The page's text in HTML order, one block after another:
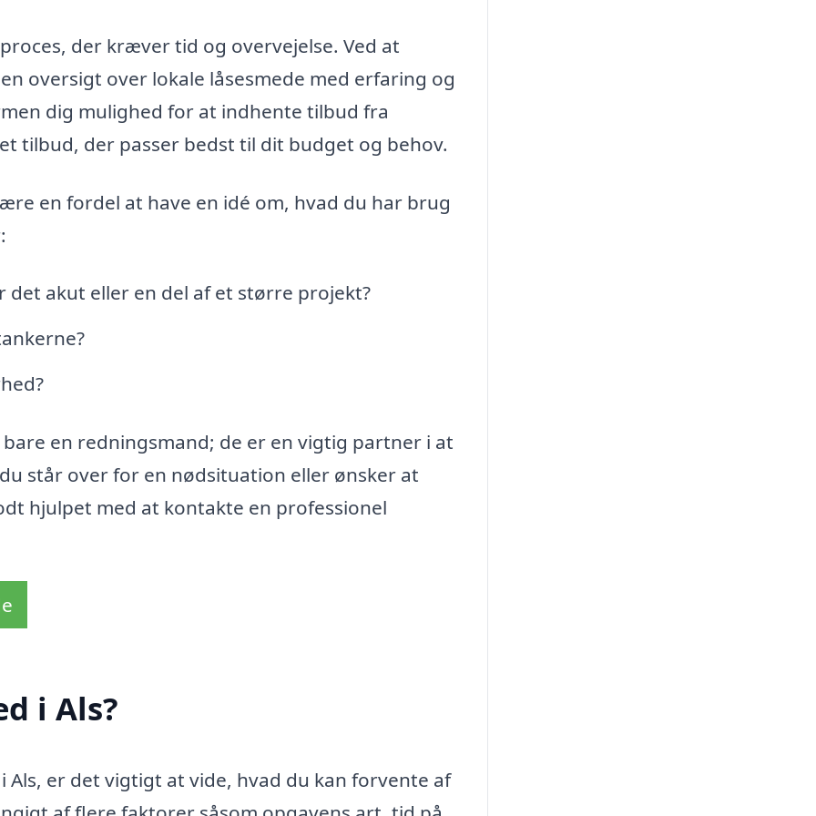
der kræver tid og overvejelse. Ved at
oversigt over lokale låsesmede med erfaring og
dig mulighed for at indhente tilbud fra
tilbud, der passer bedst til dit budget og behov.
en fordel at have en idé om, hvad du har brug
det akut eller en del af et større projekt?
en redningsmand; de er en vigtig partner i at
står over for en nødsituation eller ønsker at
hjulpet med at kontakte en professionel
i Als?
er det vigtigt at vide, hvad du kan forvente af